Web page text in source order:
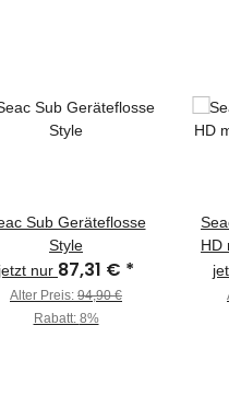
Sub Geräteflosse
Style
jetzt nur 87,31 € *
Alter Preis: 94,90 €
Rabatt: 8%
HD